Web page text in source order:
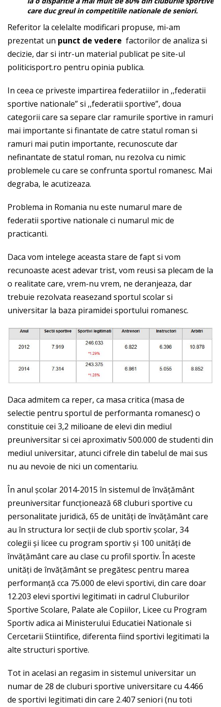
care duc greul in competitiile nationale de seniori.
Referitor la celelalte modificari propuse, mi-am
prezentat un punct de vedere factorilor de analiza si
decizie, dar si intr-un material publicat pe site-ul
politicisport.ro pentru opinia publica.
In ceea ce priveste impartirea federatiilor in ,,federatii
sportive nationale” si ,,federatii sportive”, doua
categorii care sa separe clar ramurile sportive in ramuri
mai importante si finantate de catre statul roman si
ramuri mai putin importante, recunoscute dar
nefinantate de statul roman, nu rezolva cu nimic
problemele cu care se confrunta sportul romanesc. Mai
degraba, le acutizeaza.
Problema in Romania nu este numarul mare de
federatii sportive nationale ci numarul mic de
practicanti.
Daca vom intelege aceasta stare de fapt si vom
recunoaste acest adevar trist, vom reusi sa plecam de la
o realitate care, vrem-nu vrem, ne deranjeaza, dar
trebuie rezolvata reasezand sportul scolar si
universitar la baza piramidei sportului romanesc.
Daca admitem ca reper, ca masa critica (masa de
selectie pentru sportul de performanta romanesc) o
constituie cei 3,2 milioane de elevi din mediul
preuniversitar si cei aproximativ 500.000 de studenti din
mediul universitar, atunci cifrele din tabelul de mai sus
nu au nevoie de nici un comentariu.
În anul școlar 2014-2015 în sistemul de învățământ
preuniversitar funcționează 68 cluburi sportive cu
personalitate juridică, 65 de unități de învățământ care
au în structura lor secții de club sportiv școlar, 34
colegii și licee cu program sportiv și 100 unități de
învățământ care au clase cu profil sportiv. În aceste
unități de învățământ se pregătesc pentru marea
performanță cca 75.000 de elevi sportivi, din care doar
12.203 elevi sportivi legitimati in cadrul Cluburilor
Sportive Scolare, Palate ale Copiilor, Licee cu Program
Sportiv adica ai Ministerului Educatiei Nationale si
Cercetarii Stiintifice, diferenta fiind sportivi legitimati la
alte structuri sportive.
Tot in acelasi an regasim in sistemul universitar un
numar de 28 de cluburi sportive universitare cu 4.466
de sportivi legitimati din care 2.407 seniori (nu toti